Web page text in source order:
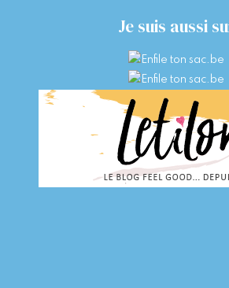
Je suis aussi